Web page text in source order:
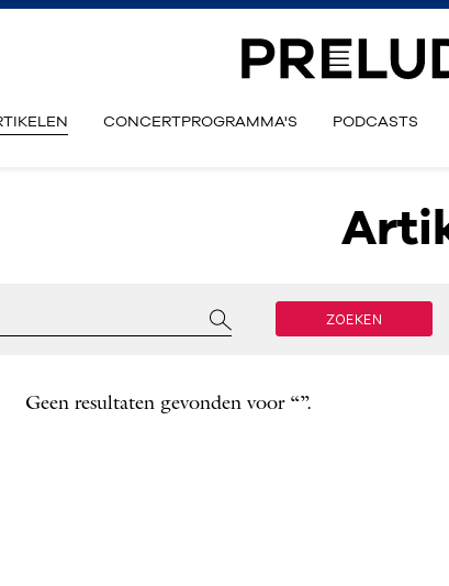
CONCERTPROGRAMMA'S PODCASTS
ZOEKEN
Geen resultaten gevonden voor “”.